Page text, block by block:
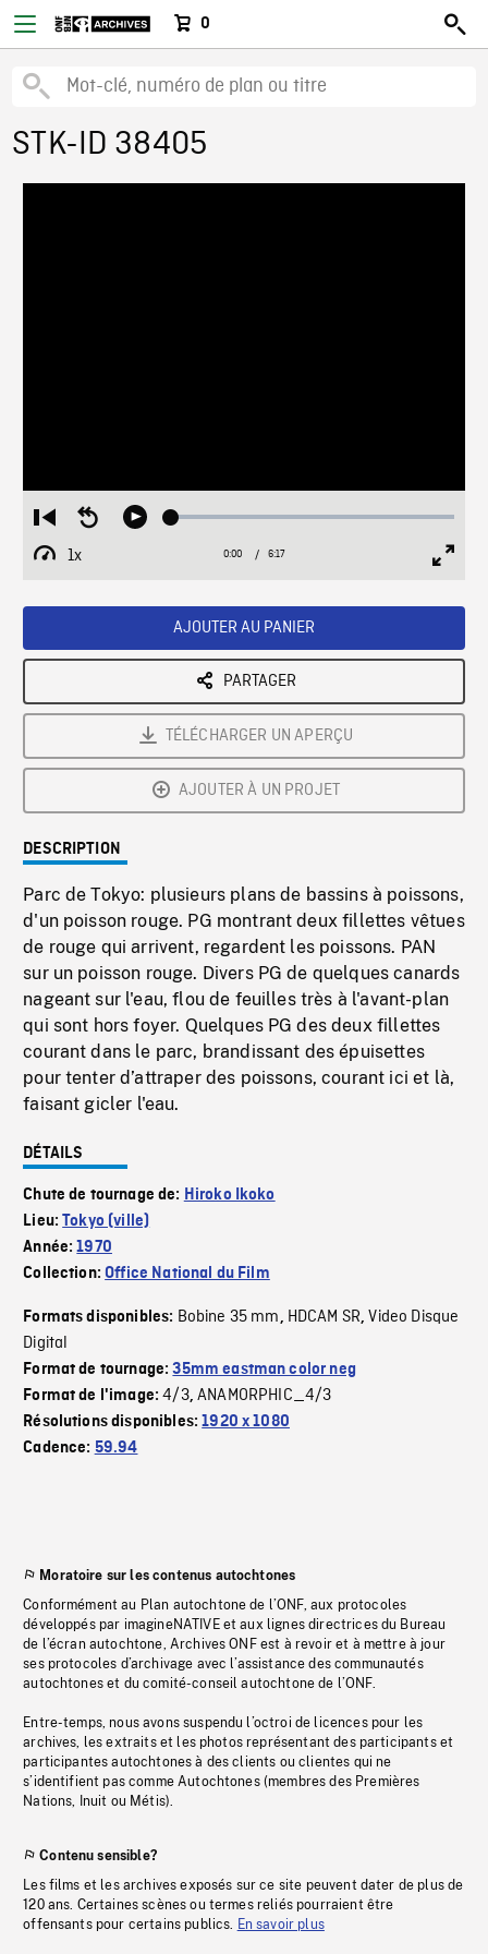
0
STK-ID 38405
Restart
from
beginning
Seek
Play Loaded:
1x
Playback
Current
0:00 / Duration
6:17
AJOUTER AU PANIER
PARTAGER
TÉLÉCHARGER UN APERÇU
AJOUTER À UN PROJET
DESCRIPTION
Parc de Tokyo: plusieurs plans de bassins à poissons,
d'un poisson rouge. PG montrant deux fillettes vêtues
de rouge qui arrivent, regardent les poissons. PAN
sur un poisson rouge. Divers PG de quelques canards
nageant sur l'eau, flou de feuilles très à l'avant-plan
qui sont hors foyer. Quelques PG des deux fillettes
courant dans le parc, brandissant des épuisettes
pour tenter d’attraper des poissons, courant ici et là,
faisant gicler l'eau.
DÉTAILS
Chute de tournage de: Hiroko Ikoko
Lieu:Tokyo (ville)
Année:1970
Collection:Office National du Film
Formats disponibles: Bobine 35 mm, HDCAM SR,Video Disque
Digital
Format de tournage:35mm eastman color neg
Format de l'image:4/3,ANAMORPHIC_4/3
Résolutions disponibles:1920 x 1080
Cadence: 59.94
Moratoire sur les contenus autochtones
Conformément au Plan autochtone de l’ONF, aux protocoles
développés par imagineNATIVE et aux lignes directrices du Bureau
de l’écran autochtone, Archives ONF est à revoir et à mettre à jour
ses protocoles d’archivage avec l’assistance des communautés
autochtones et du comité-conseil autochtone de l’ONF.
Entre-temps, nous avons suspendu l’octroi de licences pour les
archives, les extraits et les photos représentant des participants et
participantes autochtones à des clients ou clientes qui ne
s’identifient pas comme Autochtones (membres des Premières
Nations, Inuit ou Métis).
Contenu sensible?
Les films et les archives exposés sur ce site peuvent dater de plus de
120 ans. Certaines scènes ou termes reliés pourraient être
offensants pour certains publics. En savoir plus